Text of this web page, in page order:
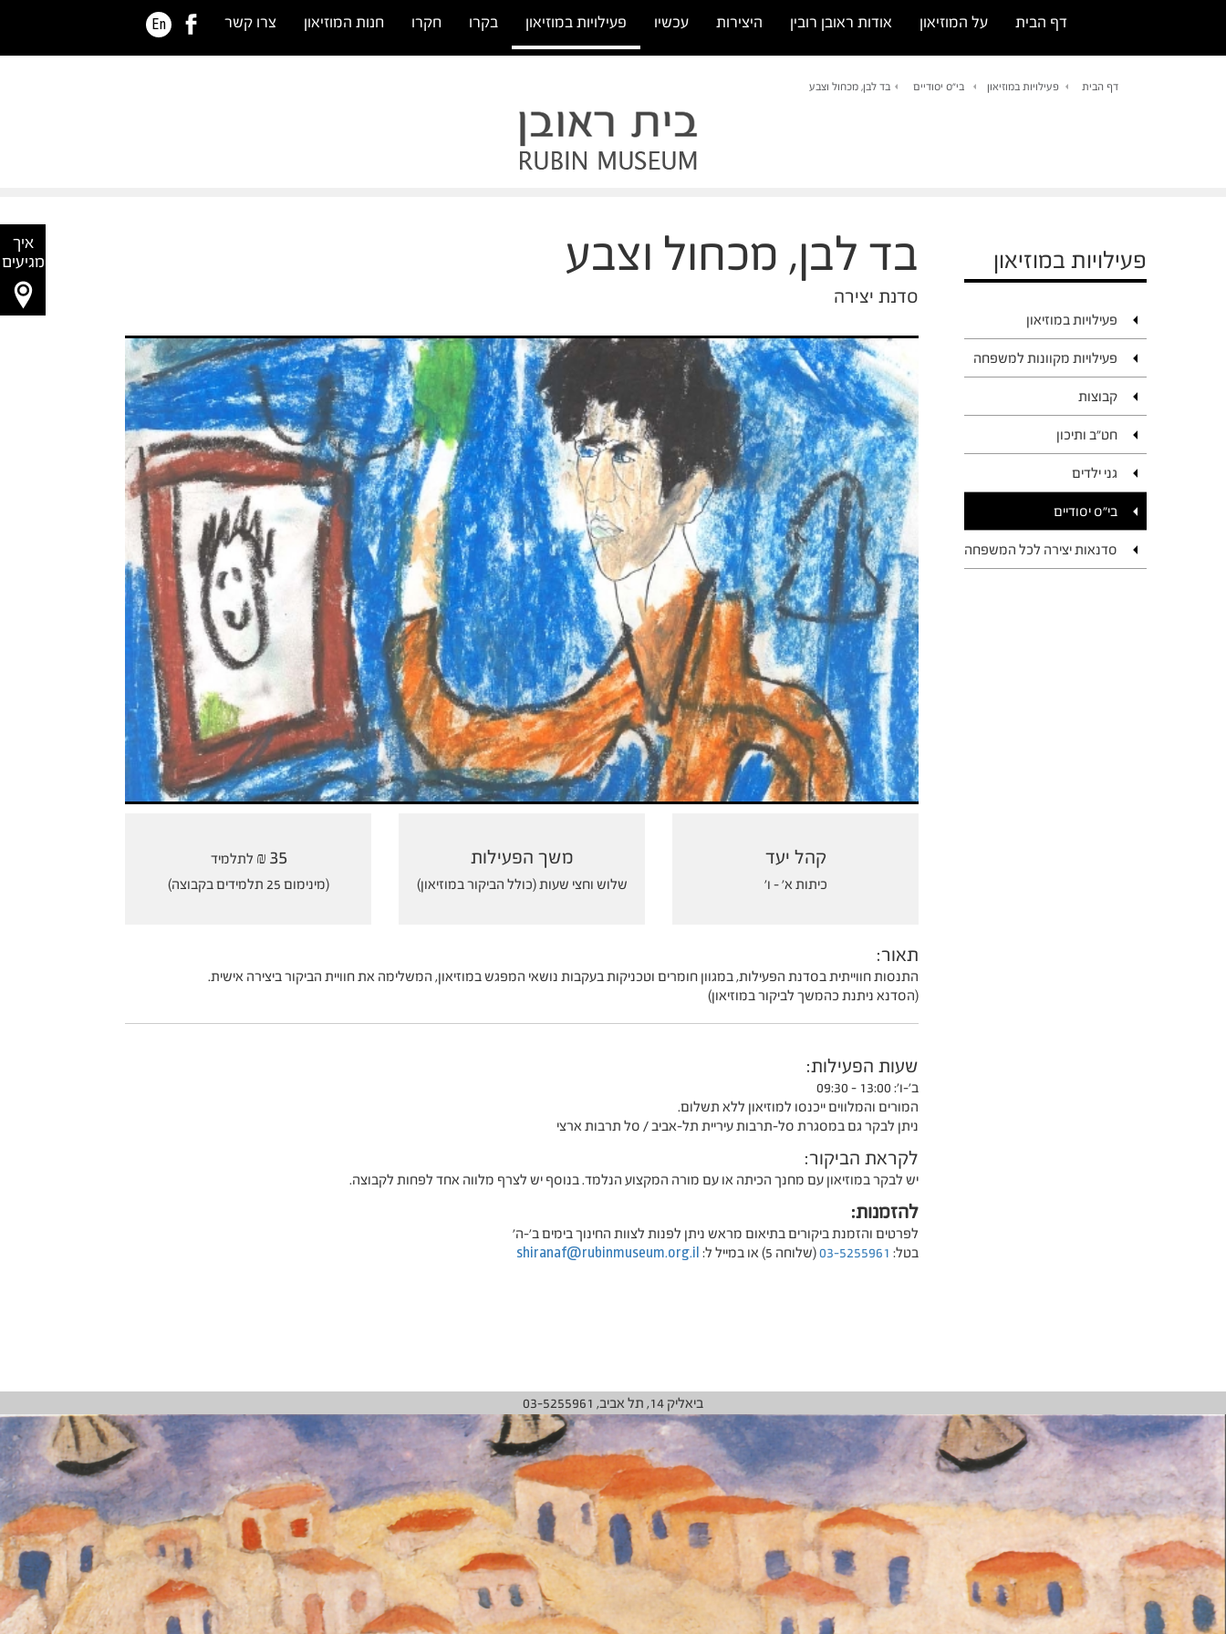
דף הבית על המוזיאון אודות ראובן רובין היצירות עכשיו פעילויות במוזיאון בקרו חקרו חנות המוזיאון צרו קשר En
דף הבית פעילויות במוזיאון בי"ס יסודיים בד לבן, מכחול וצבע
איך
מגיעים
פעילויות במוזיאון
פעילויות במוזיאון
פעילויות מקוונות למשפחה
קבוצות
חט"ב ותיכון
גני ילדים
בי"ס יסודיים
סדנאות יצירה לכל המשפחה
בד לבן, מכחול וצבע
סדנת יצירה
קהל יעד
כיתות א' - ו'
משך הפעילות
שלוש וחצי שעות (כולל הביקור במוזיאון)
35 ₪ לתלמיד
(מינימום 25 תלמידים בקבוצה)
תאור:
התנסות חווייתית בסדנת הפעילות, במגוון חומרים וטכניקות בעקבות נושאי המפגש במוזיאון, המשלימה את חוויית הביקור ביצירה אישית.
(הסדנא ניתנת כהמשך לביקור במוזיאון)
שעות הפעילות:
ב'-ו': 13:00 - 09:30
המורים והמלווים ייכנסו למוזיאון ללא תשלום.
ניתן לבקר גם במסגרת סל-תרבות עיריית תל-אביב / סל תרבות ארצי
לקראת הביקור:
יש לבקר במוזיאון עם מחנך הכיתה או עם מורה המקצוע הנלמד. בנוסף יש לצרף מלווה אחד לפחות לקבוצה.
להזמנות:
לפרטים והזמנת ביקורים בתיאום מראש ניתן לפנות לצוות החינוך בימים ב'-ה'
בטל: 03-5255961(שלוחה 5) או במייל ל: shiranaf@rubinmuseum.org.il
ביאליק 14, תל אביב, 03-5255961